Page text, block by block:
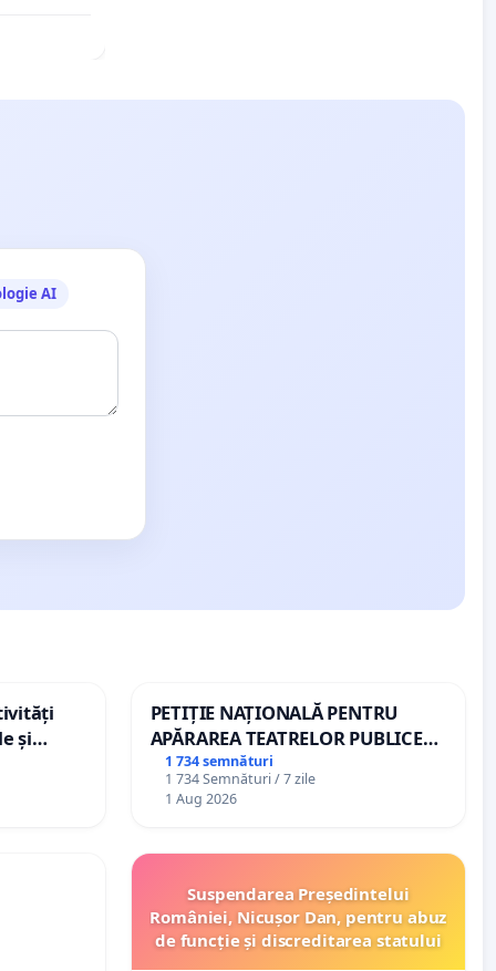
AI
și
PETIȚIE NAȚIONALĂ PENTRU
APĂRAREA TEATRELOR PUBLICE
DE REPERTORIU DIN ROMÂNIA
1 734 semnături
1 734 Semnături / 7 zile
1 Aug 2026
Suspendarea Președintelui
României, Nicușor Dan, pentru abuz
de funcție și discreditarea statului